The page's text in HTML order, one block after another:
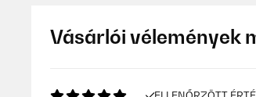
Vásárlói vélemények